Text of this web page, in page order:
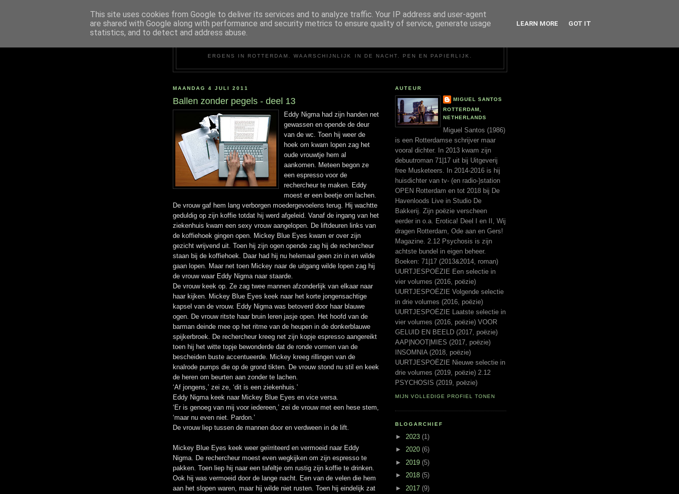
ERGENS IN ROTTERDAM. WAARSCHIJNLIJK IN DE NACHT. PEN EN PAPIERLIJK.
MAANDAG 4 JULI 2011
Ballen zonder pegels - deel 13
Eddy Nigma had zijn handen net
gewassen en opende de deur
van de wc. Toen hij weer de
hoek om kwam lopen zag het
oude vrouwtje hem al
aankomen. Meteen begon ze
een espresso voor de
rechercheur te maken. Eddy
moest er een beetje om lachen.
De vrouw gaf hem lang verborgen moedergevoelens terug. Hij wachtte
geduldig op zijn koffie totdat hij werd afgeleid. Vanaf de ingang van het
ziekenhuis kwam een sexy vrouw aangelopen. De liftdeuren links van
de koffiehoek gingen open. Mickey Blue Eyes kwam er over zijn
gezicht wrijvend uit. Toen hij zijn ogen opende zag hij de rechercheur
staan bij de koffiehoek. Daar had hij nu helemaal geen zin in en wilde
gaan lopen. Maar net toen Mickey naar de uitgang wilde lopen zag hij
de vrouw waar Eddy Nigma naar staarde.
De vrouw keek op. Ze zag twee mannen afzonderlijk van elkaar naar
haar kijken. Mickey Blue Eyes keek naar het korte jongensachtige
kapsel van de vrouw. Eddy Nigma was betoverd door haar blauwe
ogen. De vrouw ritste haar bruin leren jasje open. Het hoofd van de
barman deinde mee op het ritme van de heupen in de donkerblauwe
spijkerbroek. De rechercheur kreeg net zijn kopje espresso aangereikt
toen hij het witte topje bewonderde dat de ronde vormen van de
bescheiden buste accentueerde. Mickey kreeg rillingen van de
knalrode pumps die op de grond tikten. De vrouw stond nu stil en keek
de heren om beurten aan zonder te lachen.
‘Af jongens,’ zei ze, ‘dit is een ziekenhuis.’
Eddy Nigma keek naar Mickey Blue Eyes en vice versa.
‘Er is genoeg van mij voor iedereen,’ zei de vrouw met een hese stem,
‘maar nu even niet. Pardon.’
De vrouw liep tussen de mannen door en verdween in de lift.
Mickey Blue Eyes keek weer geïrriteerd en vermoeid naar Eddy
Nigma. De rechercheur moest even wegkijken om zijn espresso te
pakken. Toen liep hij naar een tafeltje om rustig zijn koffie te drinken.
Ook hij was vermoeid door de lange nacht. Een van de velen die hem
aan het slopen waren, maar hij wilde niet rusten. Toen hij eindelijk zat
AUTEUR
MIGUEL SANTOS
ROTTERDAM,
NETHERLANDS
Miguel Santos (1986)
is een Rotterdamse schrijver maar
vooral dichter. In 2013 kwam zijn
debuutroman 71|17 uit bij Uitgeverij
free Musketeers. In 2014-2016 is hij
huisdichter van tv- (en radio-)station
OPEN Rotterdam en tot 2018 bij De
Havenloods Live in Studio De
Bakkerij. Zijn poëzie verscheen
eerder in o.a. Erotica! Deel I en II, Wij
dragen Rotterdam, Ode aan en Gers!
Magazine. 2.12 Psychosis is zijn
achtste bundel in eigen beheer.
Boeken: 71|17 (2013&2014, roman)
UURTJESPOËZIE Een selectie in
vier volumes (2016, poëzie)
UURTJESPOËZIE Volgende selectie
in drie volumes (2016, poëzie)
UURTJESPOËZIE Laatste selectie in
vier volumes (2016, poëzie) VOOR
GELUID EN BEELD (2017, poëzie)
AAP|NOOT|MIES (2017, poëzie)
INSOMNIA (2018, poëzie)
UURTJESPOËZIE Nieuwe selectie in
drie volumes (2019, poëzie) 2.12
PSYCHOSIS (2019, poëzie)
MIJN VOLLEDIGE PROFIEL TONEN
BLOGARCHIEF
► 2023 (1)
► 2020 (6)
► 2019 (5)
► 2018 (5)
► 2017 (9)
This site uses cookies from Google to deliver its services and to analyze traffic. Your IP address and user-agent
are shared with Google along with performance and security metrics to ensure quality of service, generate usage
statistics, and to detect and address abuse.
LEARN MORE GOT IT